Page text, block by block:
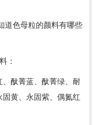
：
酞菁蓝、酞菁绿、耐
黄、永固紫、偶氮红